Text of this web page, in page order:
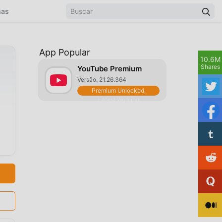
App Popular
YouTube Premium
Versão: 21.26.364
Premium Unlocked,
10.6M
Shares